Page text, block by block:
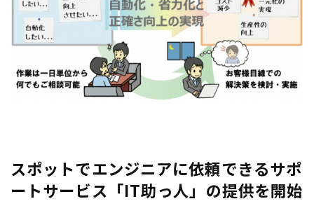
スポットでエンジニアに依頼できるサポ
ートサービス「IT助っ人」の提供を開始